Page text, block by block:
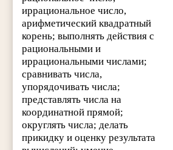
иррациональное число,
арифметический квадратный
корень; выполнять действия с
рациональными и
иррациональными числами;
сравнивать числа,
упорядочивать числа;
представлять числа на
координатной прямой;
округлять числа; делать
прикидку и оценку результата